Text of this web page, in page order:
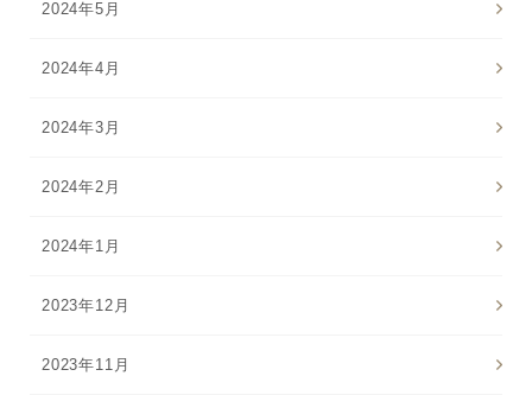
2024年5月
2024年4月
2024年3月
2024年2月
2024年1月
2023年12月
2023年11月